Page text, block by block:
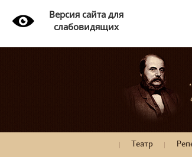
Версия сайта для
слабовидящих
Театр